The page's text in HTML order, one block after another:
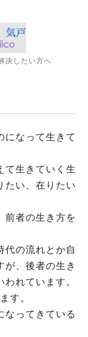
決したい方へ
になって生きて
て生きていく生
たい、在りたい
前者の生き方を
代の流れとか自
が、後者の生き
れています。
す。
なってきている